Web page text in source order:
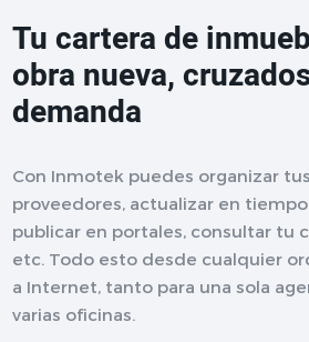
Tu cartera de
obra nueva,
demanda
Con Inmotek puedes organizar
proveedores, actualizar en
publicar en portales, consultar tu
etc. Todo esto desde cualquier
a Internet, tanto para una sola
varias oficinas.